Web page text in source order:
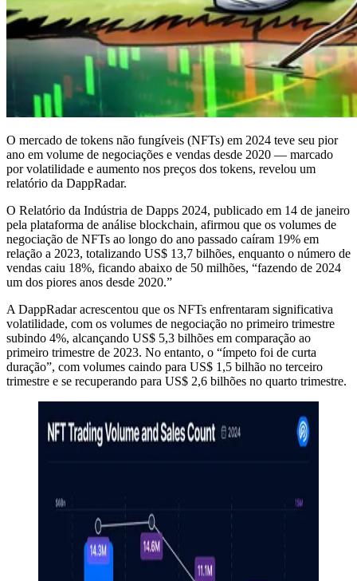
O mercado de tokens não fungíveis (NFTs) em 2024 teve seu pior
ano em volume de negociações e vendas desde 2020 — marcado
por volatilidade e aumento nos preços dos tokens, revelou um
relatório da DappRadar.
O Relatório da Indústria de Dapps 2024, publicado em 14 de janeiro
pela plataforma de análise blockchain, afirmou que os volumes de
negociação de NFTs ao longo do ano passado caíram 19% em
relação a 2023, totalizando US$ 13,7 bilhões, enquanto o número de
vendas caiu 18%, ficando abaixo de 50 milhões, “fazendo de 2024
um dos piores anos desde 2020.”
A DappRadar acrescentou que os NFTs enfrentaram significativa
volatilidade, com os volumes de negociação no primeiro trimestre
subindo 4%, alcançando US$ 5,3 bilhões em comparação ao
primeiro trimestre de 2023. No entanto, o “ímpeto foi de curta
duração”, com volumes caindo para US$ 1,5 bilhão no terceiro
trimestre e se recuperando para US$ 2,6 bilhões no quarto trimestre.